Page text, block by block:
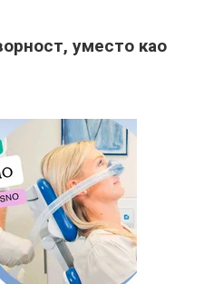
уместо као